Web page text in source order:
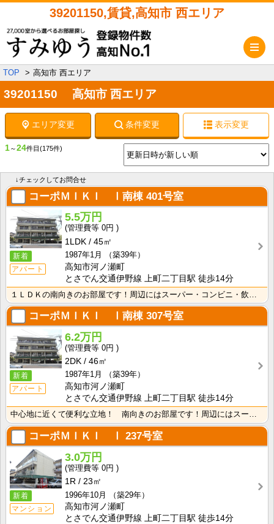
39201150,賃貸,高知市 西エリア
TOP 高知市 西エリア
39201150 高知市 西エリア
エリア変更 条件変更 表示変更
1～24件目 (175件)
↓チェックしてお問合せ
コーポＭＩＫＩ Ⅰ南棟 401号室
新着
アパート
5.5万円
0円
1LDK
45㎡
1987年1月
（築39年）
高知市河ノ瀬町
とさでん交通伊野線 上町二丁目駅 徒歩14分
１ＬＤＫの南向きのお部屋です！周辺にはスーパー・コンビニ・飲食店などがあり便利な立地です！
コーポＭＩＫＩ Ⅰ南棟307号室
新着
アパート
6.2万円
0円
2DK
46㎡
1987年1月
（築39年）
高知市河ノ瀬町
とさでん交通伊野線 上町二丁目駅 徒歩14分
中心地に近くて便利な立地！ 南向きのお部屋です！周辺にはスーパー・コンビニ・飲食店などがあり便利な立･･･
コーポＭＩＫＩ Ⅰ 237号室
新着
マンション
3.0万円
0円
1R
23㎡
1996年10月
（築29年）
高知市河ノ瀬町
とさでん交通伊野線 上町二丁目駅 徒歩14分